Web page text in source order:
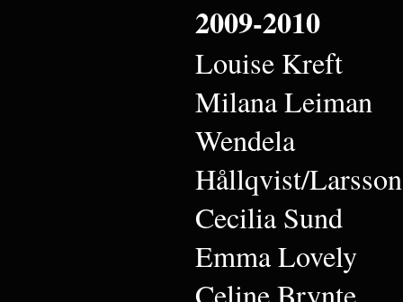
2009-2010
Louise Kreft
Milana Leiman
Wendela
Hållqvist/Larsson
Cecilia Sund
Emma Lovely